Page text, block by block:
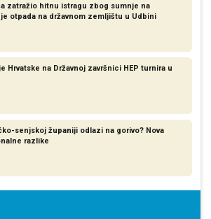
zatražio hitnu istragu zbog sumnje na
otpada na državnom zemljištu u Udbini
Hrvatske na Državnoj završnici HEP turnira u
senjskoj županiji odlazi na gorivo? Nova
razlike​